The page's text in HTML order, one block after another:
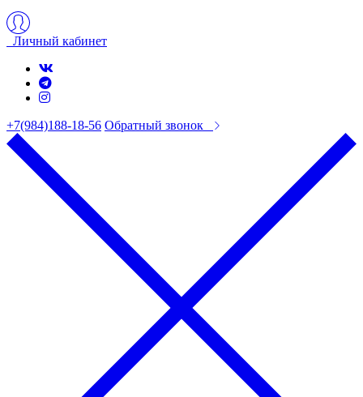
Личный кабинет
+7(984)188-18-56 Обратный звонок